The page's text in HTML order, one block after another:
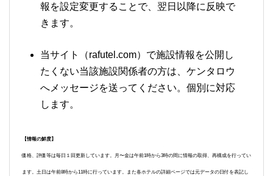
報を設定変更することで、翌日以降に反映で
きます。
当サイト（rafutel.com）で施設情報を公開し
たくない当該施設関係者の方は、ケンタロウ
へメッセージを送ってください。個別に対応
します。
【情報の鮮度】
価格、評価等は毎日１回更新しています。月〜金は午前1時から3時の間に情報の取得、再構成を行ってい
ます。土日は午前8時から11時に行っています。また各ホテルの詳細ページでは元データの日付を表記し